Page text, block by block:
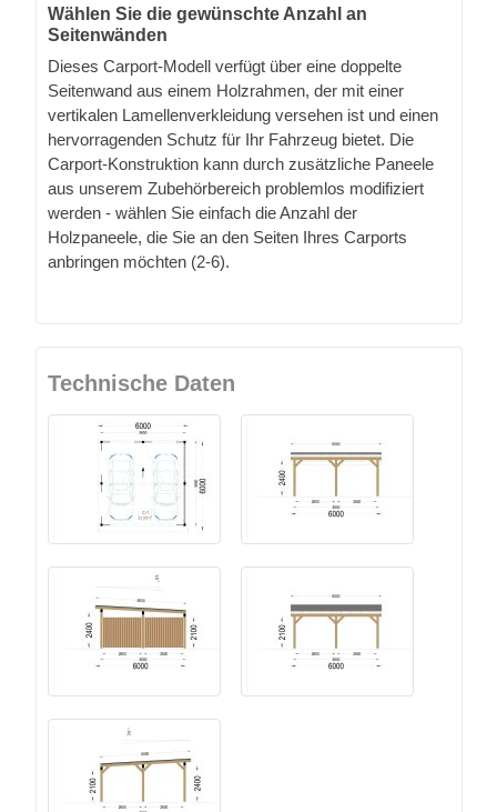
Wählen Sie die gewünschte Anzahl an
Seitenwänden
Dieses Carport-Modell verfügt über eine doppelte
Seitenwand aus einem Holzrahmen, der mit einer
vertikalen Lamellenverkleidung versehen ist und einen
hervorragenden Schutz für Ihr Fahrzeug bietet. Die
Carport-Konstruktion kann durch zusätzliche Paneele
aus unserem Zubehörbereich problemlos modifiziert
werden - wählen Sie einfach die Anzahl der
Holzpaneele, die Sie an den Seiten Ihres Carports
anbringen möchten (2-6).
Technische Daten